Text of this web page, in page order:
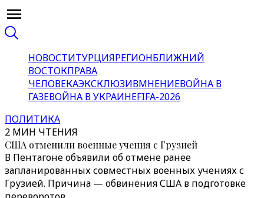
НОВОСТИТУРЦИЯРЕГИОНБЛИЖНИЙ
ВОСТОКПРАВА
ЧЕЛОВЕКАЭКСКЛЮЗИВМНЕНИЕВОЙНА В
ГАЗЕВОЙНА В УКРАИНЕFIFA-2026
ПОЛИТИКА
2 МИН ЧТЕНИЯ
США отменили военные учения с Грузией
В Пентагоне объявили об отмене ранее
запланированных совместных военных учениях с
Грузией. Причина — обвинения США в подготовке